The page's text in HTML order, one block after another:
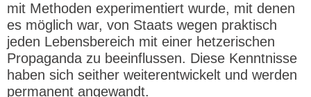
mit Methoden experimentiert wurde, mit denen
es möglich war, von Staats wegen praktisch
jeden Lebensbereich mit einer hetzerischen
Propaganda zu beeinflussen. Diese Kenntnisse
haben sich seither weiterentwickelt und werden
permanent angewandt.